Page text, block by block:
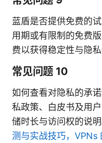
蓝盾是否提供免费的
用期或有限制的免费
费以获得稳定性与隐私
常见问题 10
如何查看对隐私的承
私政策、白皮书及用
储时长与访问权的说明
测与实战技巧，VPNs